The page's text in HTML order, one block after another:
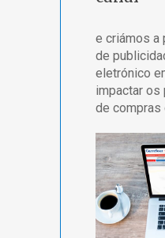
e criámos a
de
eletrónico
impactar
de compras